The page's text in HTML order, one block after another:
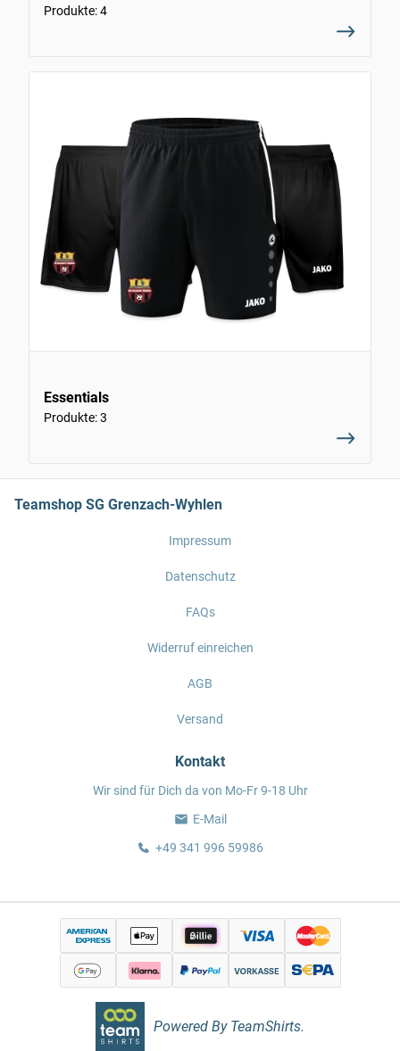
Produkte: 4
Essentials
Produkte: 3
Teamshop SG Grenzach-Wyhlen
Impressum
Datenschutz
FAQs
Widerruf einreichen
AGB
Versand
Kontakt
Wir sind für Dich da von Mo-Fr 9-18 Uhr
E-Mail
+49 341 996 59986
Powered By TeamShirts.